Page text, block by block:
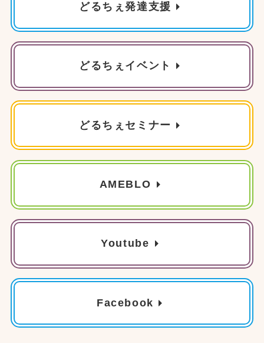
どるちぇ発達支援
どるちぇイベント
どるちぇセミナー
AMEBLO
Youtube
Facebook